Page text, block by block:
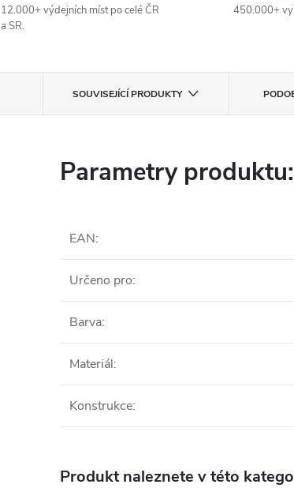
12.000+ výdejních míst po celé ČR
a SR.
450.000+
SOUVISEJÍCÍ PRODUKTY
Parametry produktu:
EAN:
Určeno pro:
Barva:
Materiál:
Konstrukce:
Produkt naleznete v této